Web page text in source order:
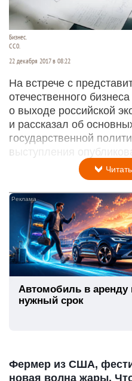
Бизнес.
СС0.
22 декабря 2017 в 08:22
На встрече с
отечественного
о выходе российской
и рассказал об
государственной
выступления
Автомобиль в аренду
нужный срок
Фермер из США,
новая волна жары.